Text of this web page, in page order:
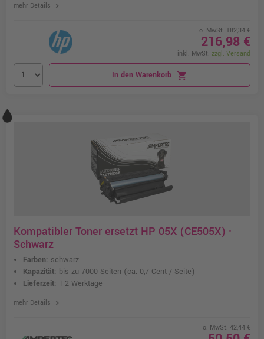
mehr Details chevron_right
o. MwSt. 182,34 €
216,98 €
inkl. MwSt. zzgl. Versand
In den Warenkorb shopping_cart
Kompatibler Toner ersetzt HP 05X (CE505X) ·
Schwarz
Farben: schwarz
Kapazität: bis zu 7000 Seiten (ca. 0,7 Cent / Seite)
Lieferzeit: 1-2 Werktage
mehr Details chevron_right
o. MwSt. 42,44 €